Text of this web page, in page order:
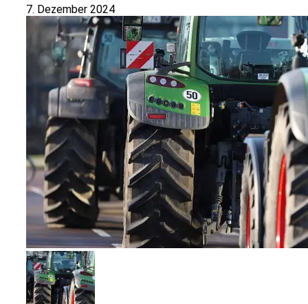
7. Dezember 2024